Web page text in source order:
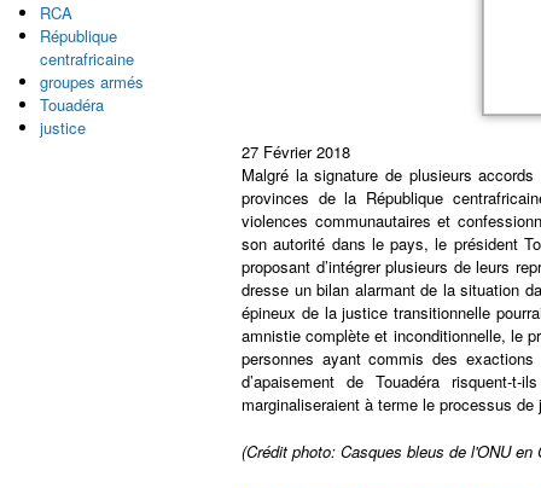
27 Février 2018
Malgré la signature de plusieurs
provinces de la République
violences communautaires et
son autorité dans le pays, le président
proposant d’intégrer plusieurs de leurs
dresse un bilan alarmant de la situation
épineux de la justice transitionnelle
amnistie complète et inconditionnelle, le
personnes ayant commis des
d’apaisement de Touadéra risquent-
marginaliseraient à terme le processus
(Crédit photo: Casques bleus de l'ONU en
RCA
République
centrafricaine
groupes armés
Touadéra
justice